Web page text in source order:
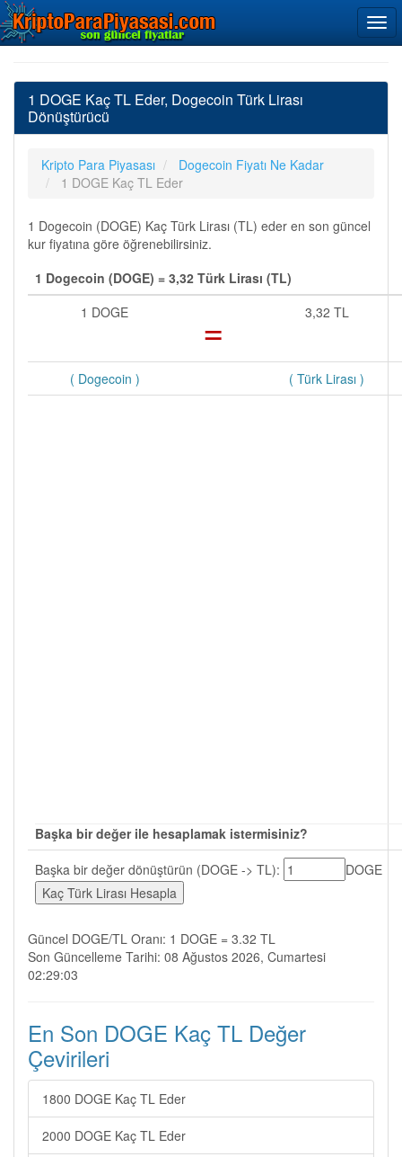
1 DOGE Kaç TL Eder, Dogecoin Türk Lirası
Dönüştürücü
Kripto Para Piyasası
Dogecoin Fiyatı Ne Kadar
1 DOGE Kaç TL Eder
1 Dogecoin (DOGE) Kaç Türk Lirası (TL) eder en son güncel
kur fiyatına göre öğrenebilirsiniz.
1 Dogecoin (DOGE) = 3,32 Türk Lirası (TL)
1 DOGE
= 3,32 TL
( Dogecoin ) ( Türk Lirası )
Başka bir değer ile hesaplamak istermisiniz?
Başka bir değer dönüştürün (DOGE -> TL):
DOGE
Güncel DOGE/TL Oranı: 1 DOGE = 3.32 TL
Son Güncelleme Tarihi: 08 Ağustos 2026, Cumartesi
02:29:03
En Son DOGE Kaç TL Değer
Çevirileri
1800 DOGE Kaç TL Eder
2000 DOGE Kaç TL Eder